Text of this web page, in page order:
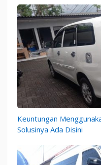
Keuntungan
Solusinya Ada Disini